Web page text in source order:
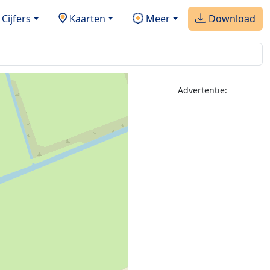
Cijfers Kaarten Meer Download
Advertentie: